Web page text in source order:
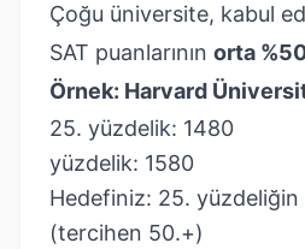
Çoğu üniversite, kabul
SAT puanlarının orta
Örnek: Harvard
25. yüzdelik: 1480
yüzdelik: 1580
Hedefiniz: 25.
(tercihen 50.+)